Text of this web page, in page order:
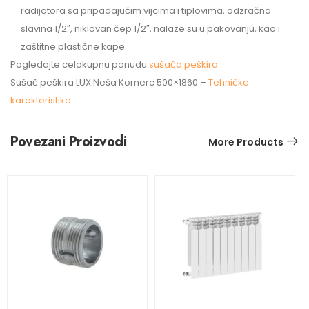
radijatora sa pripadajućim vijcima i tiplovima, odzračna
slavina 1/2″, niklovan čep 1/2″, nalaze su u pakovanju, kao i
zaštitne plastične kape.
Pogledajte celokupnu ponudu sušača peškira
Sušač peškira LUX Neša Komerc 500×1860 – Tehničke
karakteristike
Povezani Proizvodi More Products